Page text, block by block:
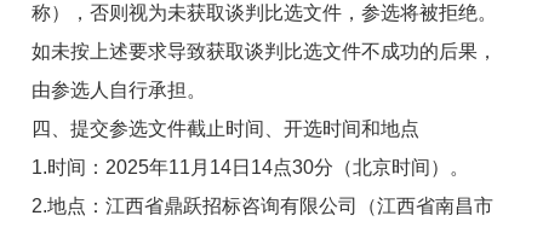
称），否则视为未获取谈判比选文件，参选将被拒绝。
如未按上述要求导致获取谈判比选文件不成功的后果，
由参选人 自行承担。
四、提交参选文件截止时间、开选时间和地点
1.时间：2025年11月14日14点30分（北京时间）。
2.地点：江西省鼎跃招标咨询有限公司（江西省南昌市